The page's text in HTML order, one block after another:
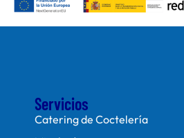
Servicios
Catering de Coctelería